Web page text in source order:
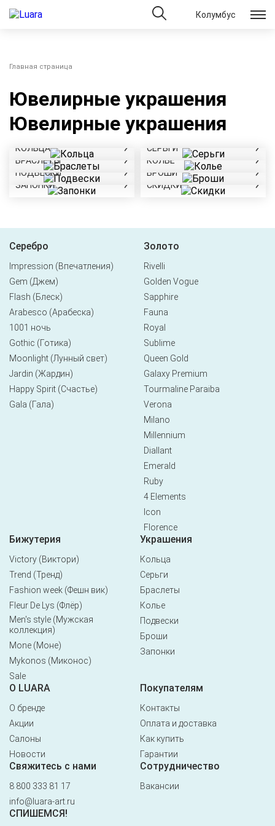
Колумбус
Главная страница
Ювелирные украшения
Ювелирные украшения
КОЛЬЦА
СЕРЬГИ
БРАСЛЕТЫ
КОЛЬЕ
ПОДВЕСКИ
БРОШИ
ЗАПОНКИ
СКИДКИ
Серебро
Impression (Впечатления)
Gem (Джем)
Flash (Блеск)
Arabesco (Арабеска)
1001 ночь
Gothic (Готика)
Moonlight (Лунный свет)
Jardin (Жардин)
Happy Spirit (Счастье)
Gala (Гала)
Золото
Rivelli
Golden Vogue
Sapphire
Fauna
Royal
Sublime
Queen Gold
Galaxy Premium
Tourmaline Paraiba
Verona
Milano
Millennium
Diallant
Emerald
Ruby
4 Elements
Icon
Florence
Бижутерия
Victory (Виктори)
Trend (Тренд)
Fashion week (Фешн вик)
Fleur De Lys (Флёр)
Men's style (Мужская
коллекция)
Mone (Моне)
Mykonos (Миконос)
Sale
Украшения
Кольца
Серьги
Браслеты
Колье
Подвески
Броши
Запонки
О LUARA
О бренде
Акции
Салоны
Новости
Покупателям
Контакты
Оплата и доставка
Как купить
Гарантии
Свяжитесь с нами
8 800 333 81 17
info@luara-art.ru
Сотрудничество
Вакансии
СПИШЕМСЯ!